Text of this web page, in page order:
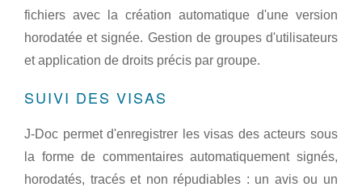
fichiers avec la création automatique d'une version
horodatée et signée. Gestion de groupes d'utilisateurs
et application de droits précis par groupe.
SUIVI DES VISAS
J-Doc permet d'enregistrer les visas des acteurs sous
la forme de commentaires automatiquement signés,
horodatés, tracés et non répudiables : un avis ou un